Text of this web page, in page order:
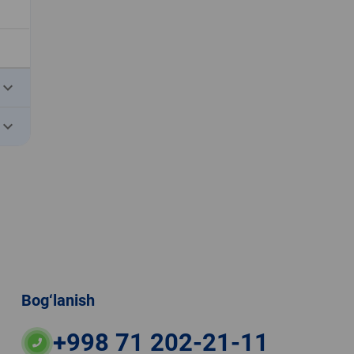
keyboard_arrow_down
keyboard_arrow_down
Bog‘lanish
+998 71 202-21-11